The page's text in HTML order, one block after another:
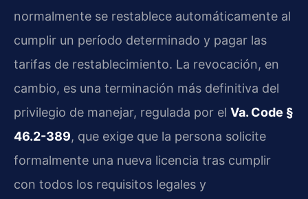
normalmente se restablece automáticamente al
cumplir un período determinado y pagar las
tarifas de restablecimiento. La revocación, en
cambio, es una terminación más definitiva del
privilegio de manejar, regulada por el Va. Code §
46.2-389, que exige que la persona solicite
formalmente una nueva licencia tras cumplir
con todos los requisitos legales y